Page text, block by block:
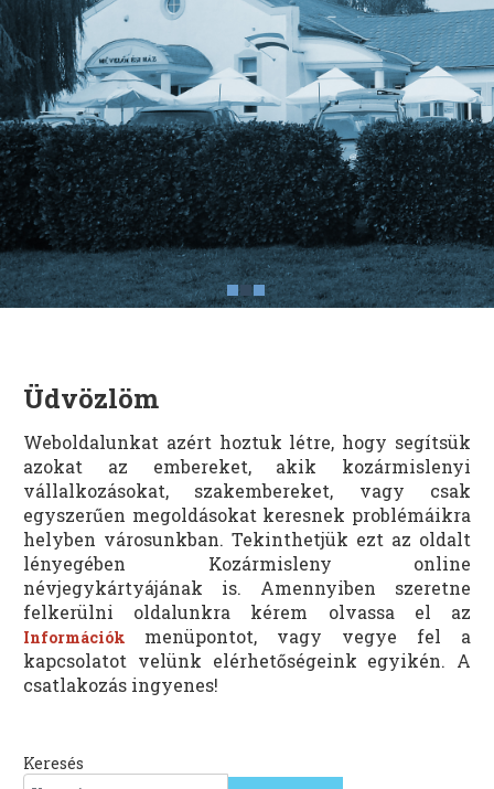
Üdvözlöm
Weboldalunkat azért hoztuk létre, hogy segítsük
azokat az embereket, akik kozármislenyi
vállalkozásokat, szakembereket, vagy csak
egyszerűen megoldásokat keresnek problémáikra
helyben városunkban. Tekinthetjük ezt az oldalt
lényegében Kozármisleny online
névjegykártyájának is. Amennyiben szeretne
felkerülni oldalunkra kérem olvassa el az
Információk
menüpontot, vagy vegye fel a
kapcsolatot velünk elérhetőségeink egyikén. A
csatlakozás ingyenes!
Keresés